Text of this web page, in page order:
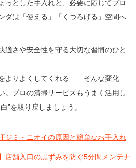
っとした手入れと、必要に応じてプロ
ダは「使える」「くつろげる」空間へ
適さや安全性を守る大切な習慣のひと
よりよくしてくれる――そんな変化
。プロの清掃サービスもうまく活用し
”を取り戻しましょう。
ジミ・ニオイの原因と簡単なお手入れ
店舗入口の黒ずみを防ぐ5分間メンテナ